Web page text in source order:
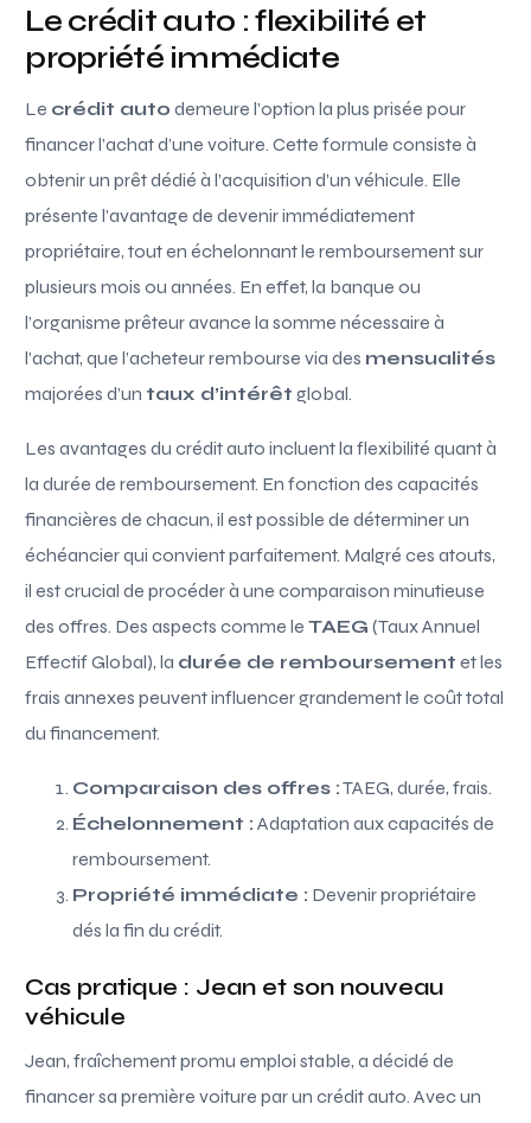
Le crédit auto : flexibilité et
propriété immédiate
Le crédit auto demeure l’option la plus prisée pour
financer l’achat d’une voiture. Cette formule consiste à
obtenir un prêt dédié à l’acquisition d’un véhicule. Elle
présente l’avantage de devenir immédiatement
propriétaire, tout en échelonnant le remboursement sur
plusieurs mois ou années. En effet, la banque ou
l’organisme prêteur avance la somme nécessaire à
l’achat, que l’acheteur rembourse via des mensualités
majorées d’un taux d’intérêt global.
Les avantages du crédit auto incluent la flexibilité quant à
la durée de remboursement. En fonction des capacités
financières de chacun, il est possible de déterminer un
échéancier qui convient parfaitement. Malgré ces atouts,
il est crucial de procéder à une comparaison minutieuse
des offres. Des aspects comme leTAEG (Taux Annuel
Effectif Global), la durée de remboursement et les
frais annexes peuvent influencer grandement le coût total
du financement.
Comparaison des offres :TAEG, durée, frais.
Échelonnement : Adaptation aux capacités de
remboursement.
Propriété immédiate : Devenir propriétaire
dés la fin du crédit.
Cas pratique : Jean et son nouveau
véhicule
Jean, fraîchement promu emploi stable, a décidé de
financer sa première voiture par un crédit auto. Avec un